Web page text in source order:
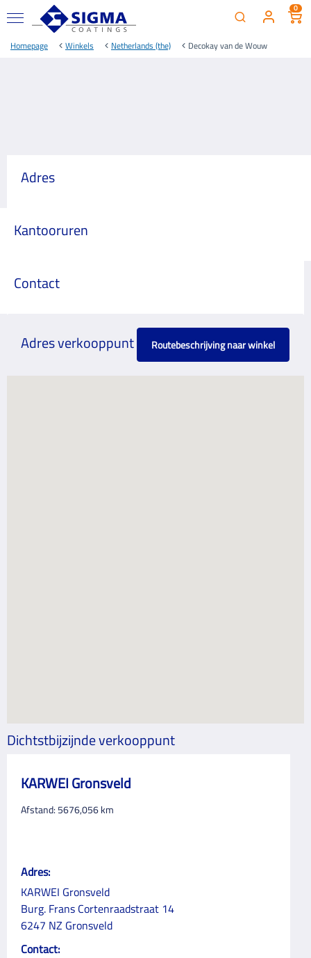
0
Homepage Winkels Netherlands (the) Decokay van de Wouw
Adres
Kantooruren
Contact
Adres verkooppunt Routebeschrijving naar winkel
Dichtstbijzijnde verkooppunt
KARWEI Gronsveld
Afstand: 5676,056km
Adres:
KARWEI Gronsveld
Burg. Frans Cortenraadstraat 14
6247 NZ Gronsveld
Contact: